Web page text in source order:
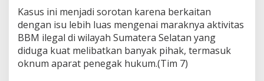
n
G
u
d
a
n
Kasus ini menjadi sorotan karena berkaitan
dengan isu lebih luas mengenai maraknya aktivitas
BBM ilegal di wilayah Sumatera Selatan yang
diduga kuat melibatkan banyak pihak, termasuk
oknum aparat penegak hukum.(Tim 7)